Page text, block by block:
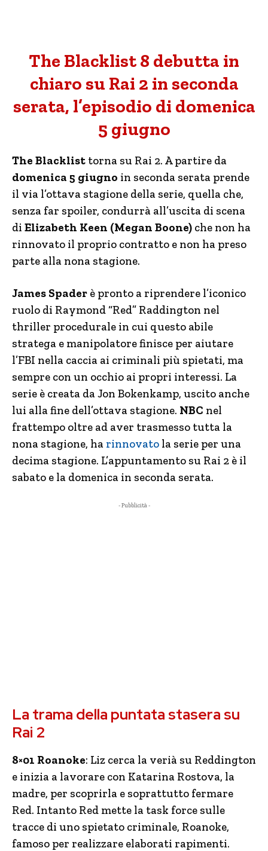
The Blacklist 8 debutta in
chiaro su Rai 2 in seconda
serata, l’episodio di domenica
5 giugno
The Blacklist torna su Rai 2. A partire da
domenica 5 giugno in seconda serata prende
il via l’ottava stagione della serie, quella che,
senza far spoiler, condurrà all’uscita di scena
di Elizabeth Keen (Megan Boone) che non ha
rinnovato il proprio contratto e non ha preso
parte alla nona stagione.
James Spader è pronto a riprendere l’iconico
ruolo di Raymond “Red” Raddington nel
thriller procedurale in cui questo abile
stratega e manipolatore finisce per aiutare
l’FBI nella caccia ai criminali più spietati, ma
sempre con un occhio ai propri interessi. La
serie è creata da Jon Bokenkamp, uscito anche
lui alla fine dell’ottava stagione. NBC nel
frattempo oltre ad aver trasmesso tutta la
nona stagione, ha rinnovato la serie per una
decima stagione. L’appuntamento su Rai 2 è il
sabato e la domenica in seconda serata.
- Pubblicità -
La trama della puntata stasera su
Rai 2
8×01 Roanoke: Liz cerca la verià su Reddington
e inizia a lavorare con Katarina Rostova, la
madre, per scoprirla e soprattutto fermare
Red. Intanto Red mette la task force sulle
tracce di uno spietato criminale, Roanoke,
famoso per realizzare elaborati rapimenti.